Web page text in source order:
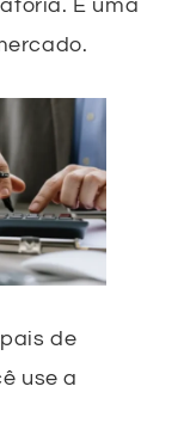
É uma
de
use a